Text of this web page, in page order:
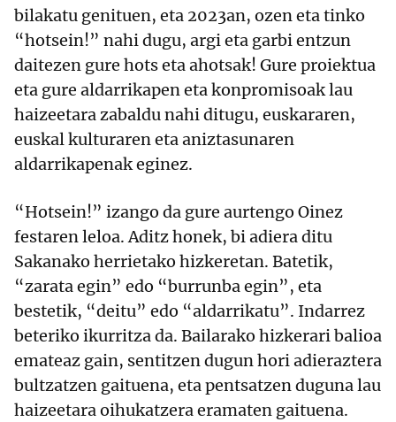
bilakatu genituen, eta 2023an, ozen eta tinko
“hotsein!” nahi dugu, argi eta garbi entzun
daitezen gure hots eta ahotsak! Gure proiektua
eta gure aldarrikapen eta konpromisoak lau
haizeetara zabaldu nahi ditugu, euskararen,
euskal kulturaren eta aniztasunaren
aldarrikapenak eginez.
“Hotsein!” izango da gure aurtengo Oinez
festaren leloa. Aditz honek, bi adiera ditu
Sakanako herrietako hizkeretan. Batetik,
“zarata egin” edo “burrunba egin”, eta
bestetik, “deitu” edo “aldarrikatu”. Indarrez
beteriko ikurritza da. Bailarako hizkerari balioa
emateaz gain, sentitzen dugun hori adieraztera
bultzatzen gaituena, eta pentsatzen duguna lau
haizeetara oihukatzera eramaten gaituena.